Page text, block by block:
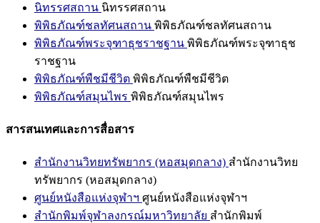
นิทรรศสถาน นิทรรศสถาน
พิพิธภัณฑ์ชลทัศนสถาน พิพิธภัณฑ์ชลทัศนสถาน
พิพิธภัณฑ์พระจุฑาธุชราชฐาน พิพิธภัณฑ์พระจุฑาธุช
ราชฐาน
พิพิธภัณฑ์พืชมีชีวิต พิพิธภัณฑ์พืชมีชีวิต
พิพิธภัณฑ์สมุนไพร พิพิธภัณฑ์สมุนไพร
สารสนเทศและการสื่อสาร
สำนักงานวิทยทรัพยากร (หอสมุดกลาง) สำนักงานวิทย
ทรัพยากร (หอสมุดกลาง)
ศูนย์หนังสือแห่งจุฬาฯ ศูนย์หนังสือแห่งจุฬาฯ
สำนักพิมพ์จุฬาลงกรณ์มหาวิทยาลัย สำนักพิมพ์